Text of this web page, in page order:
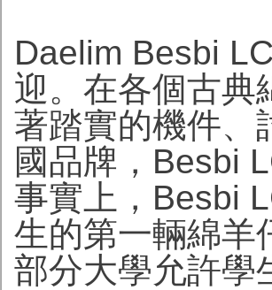
Daelim Besbi
迎。在各個古典
著踏實的機件、
國品牌，Besbi
事實上，Besbi
生的第一輛綿羊
部分大學允許學